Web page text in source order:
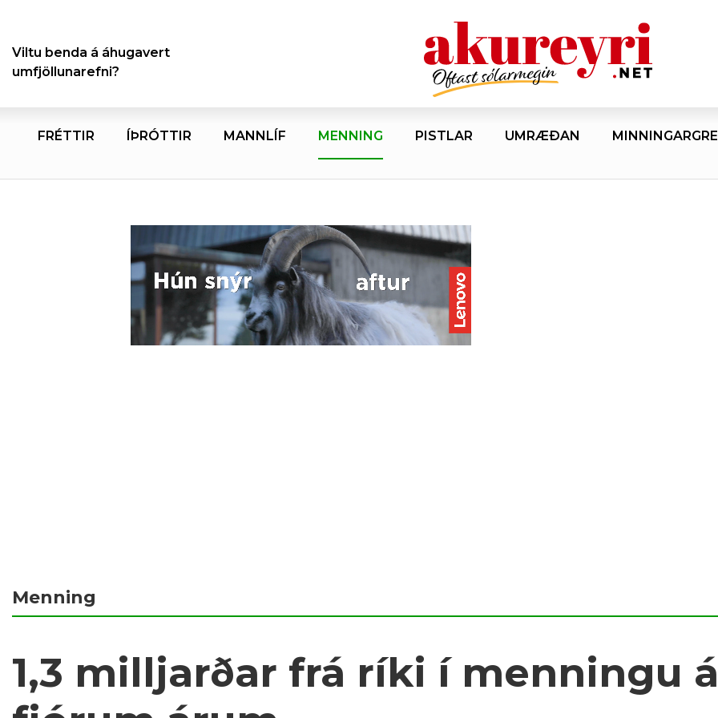
Viltu benda á áhugavert
umfjöllunarefni?
FRÉTTIR ÍÞRÓTTIR MANNLÍF MENNING PISTLAR UMRÆÐAN
Menning
1,3 milljarðar frá ríki í menningu á